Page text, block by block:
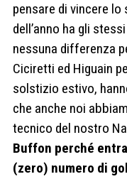
pensare di vincere
dell’anno ha gli
nessuna differenza
Ciciretti ed Higuain
solstizio estivo,
che anche noi
tecnico del nostro
Buffon perché
(zero) numero di